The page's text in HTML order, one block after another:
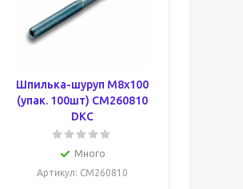
Шпилька-шуруп M8х100
(упак. 100шт) CM260810
DKC
Много
Артикул: CM260810